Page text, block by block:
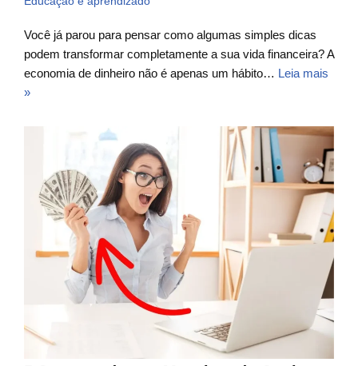
Você já parou para pensar como algumas simples dicas
podem transformar completamente a sua vida financeira? A
economia de dinheiro não é apenas um hábito… Leia mais
»